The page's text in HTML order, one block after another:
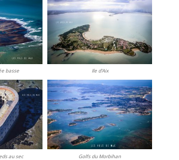
basse Ile d’Aix
au sec Golfs du Morbihan